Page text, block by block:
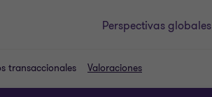
Perspectivas globales
transaccionales Valoraciones